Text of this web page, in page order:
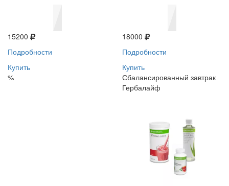
15200
Подробности
Купить
%
18000
Подробности
Купить
Сбалансированный завтрак
Гербалайф